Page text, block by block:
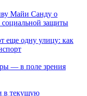
Майи Санду о
социальной защиты
еще одну улицу: как
— в поле зрения
в текущую